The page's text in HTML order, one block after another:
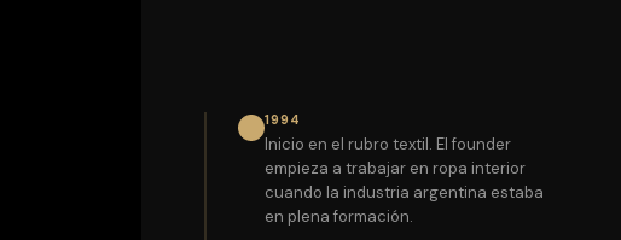
1994
Inicio en el rubro textil. El founder
empieza a trabajar en ropa interior
cuando la industria argentina estaba
en plena formación.